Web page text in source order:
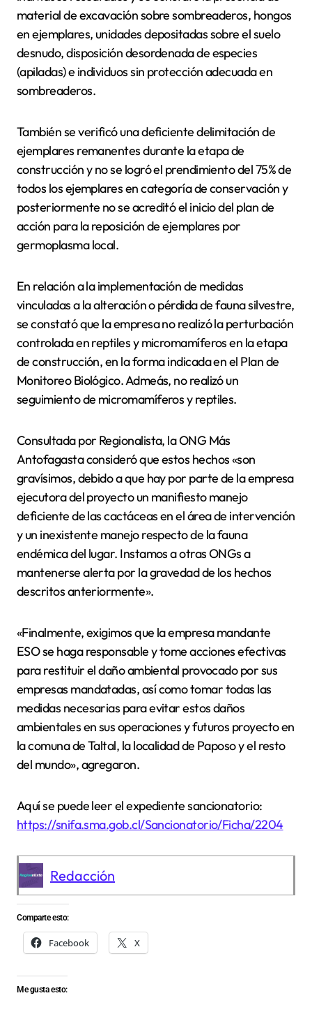
material de excavación sobre sombreaderos, hongos
en ejemplares, unidades depositadas sobre el suelo
desnudo, disposición desordenada de especies
(apiladas) e individuos sin protección adecuada en
sombreaderos.
También se verificó una deficiente delimitación de
ejemplares remanentes durante la etapa de
construcción y no se logró el prendimiento del 75% de
todos los ejemplares en categoría de conservación y
posteriormente no se acreditó el inicio del plan de
acción para la reposición de ejemplares por
germoplasma local.
En relación a la implementación de medidas
vinculadas a la alteración o pérdida de fauna silvestre,
se constató que la empresa no realizó la perturbación
controlada en reptiles y micromamíferos en la etapa
de construcción, en la forma indicada en el Plan de
Monitoreo Biológico. Admeás, no realizó un
seguimiento de micromamíferos y reptiles.
Consultada por Regionalista, la ONG Más
Antofagasta consideró que estos hechos «son
gravísimos, debido a que hay por parte de la empresa
ejecutora del proyecto un manifiesto manejo
deficiente de las cactáceas en el área de intervención
y un inexistente manejo respecto de la fauna
endémica del lugar. Instamos a otras ONGs a
mantenerse alerta por la gravedad de los hechos
descritos anteriormente».
«Finalmente, exigimos que la empresa mandante
ESO se haga responsable y tome acciones efectivas
para restituir el daño ambiental provocado por sus
empresas mandatadas, así como tomar todas las
medidas necesarias para evitar estos daños
ambientales en sus operaciones y futuros proyecto en
la comuna de Taltal, la localidad de Paposo y el resto
del mundo», agregaron.
Aquí se puede leer el expediente sancionatorio:
https://snifa.sma.gob.cl/Sancionatorio/Ficha/2204
Redacción
Comparte esto:
Facebook X
Me gusta esto: